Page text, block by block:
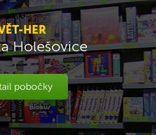
HER
Holešovice
pobočky